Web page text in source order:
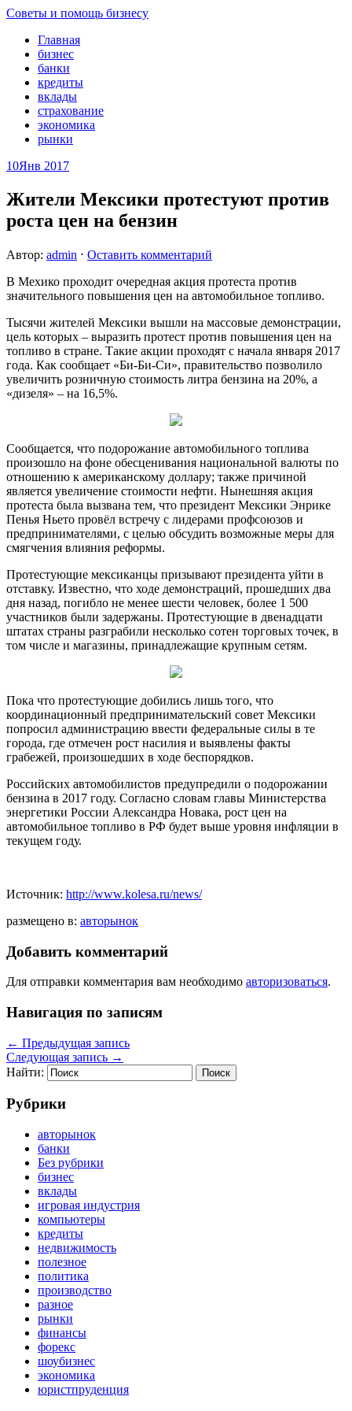
Советы и помощь бизнесу
Главная
бизнес
банки
кредиты
вклады
страхование
экономика
рынки
10Янв 2017
Жители Мексики протестуют против
роста цен на бензин
Автор: admin ⋅ Оставить комментарий
В Мехико проходит очередная акция протеста против
значительного повышения цен на автомобильное топливо.
Тысячи жителей Мексики вышли на массовые демонстрации,
цель которых – выразить протест против повышения цен на
топливо в стране. Такие акции проходят с начала января 2017
года. Как сообщает «Би-Би-Си», правительство позволило
увеличить розничную стоимость литра бензина на 20%, а
«дизеля» – на 16,5%.
Сообщается, что подорожание автомобильного топлива
произошло на фоне обесценивания национальной валюты по
отношению к американскому доллару; также причиной
является увеличение стоимости нефти. Нынешняя акция
протеста была вызвана тем, что президент Мексики Энрике
Пенья Ньето провёл встречу с лидерами профсоюзов и
предпринимателями, с целью обсудить возможные меры для
смягчения влияния реформы.
Протестующие мексиканцы призывают президента уйти в
отставку. Известно, что ходе демонстраций, прошедших два
дня назад, погибло не менее шести человек, более 1 500
участников были задержаны. Протестующие в двенадцати
штатах страны разграбили несколько сотен торговых точек, в
том числе и магазины, принадлежащие крупным сетям.
Пока что протестующие добились лишь того, что
координационный предпринимательский совет Мексики
попросил администрацию ввести федеральные силы в те
города, где отмечен рост насилия и выявлены факты
грабежей, произошедших в ходе беспорядков.
Российских автомобилистов предупредили о подорожании
бензина в 2017 году. Согласно словам главы Министерства
энергетики России Александра Новака, рост цен на
автомобильное топливо в РФ будет выше уровня инфляции в
текущем году.
Источник: http://www.kolesa.ru/news/
размещено в: авторынок
Добавить комментарий
Для отправки комментария вам необходимо авторизоваться.
Навигация по записям
← Предыдущая запись
Следующая запись →
Найти:
Рубрики
авторынок
банки
Без рубрики
бизнес
вклады
игровая индустрия
компьютеры
кредиты
недвижимость
полезное
политика
производство
разное
рынки
финансы
форекс
шоубизнес
экономика
юристпруденция